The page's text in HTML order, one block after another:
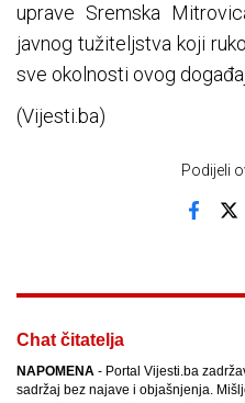
uprave Sremska
javnog tužiteljstva koji
sve okolnosti ovog
(Vijesti.ba)
Podijeli
Chat čitatelja
NAPOMENA - Portal Vijesti.ba
sadržaj bez najave i objašnjenja.